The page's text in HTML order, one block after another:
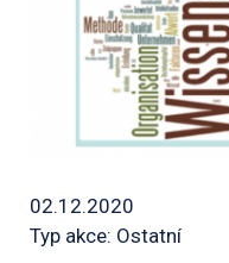
02.12.2020
Typ akce: Ostatní